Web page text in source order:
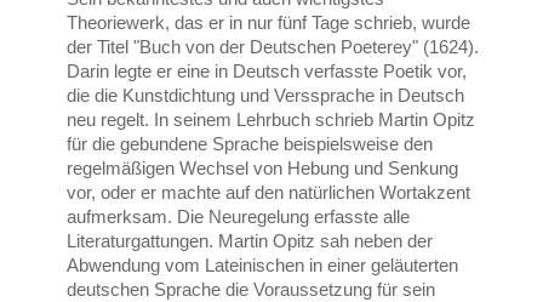
Theoriewerk, das er in nur fünf Tage schrieb, wurde
der Titel "Buch von der Deutschen Poeterey" (1624).
Darin legte er eine in Deutsch verfasste Poetik vor,
die die Kunstdichtung und Verssprache in Deutsch
neu regelt. In seinem Lehrbuch schrieb Martin Opitz
für die gebundene Sprache beispielsweise den
regelmäßigen Wechsel von Hebung und Senkung
vor, oder er machte auf den natürlichen Wortakzent
aufmerksam. Die Neuregelung erfasste alle
Literaturgattungen. Martin Opitz sah neben der
Abwendung vom Lateinischen in einer geläuterten
deutschen Sprache die Voraussetzung für sein